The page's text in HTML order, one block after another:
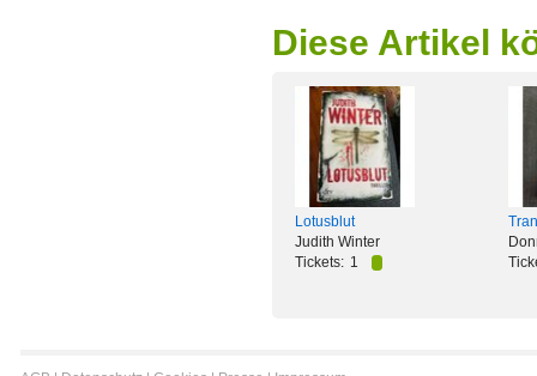
Diese Artikel
Lotusblut
Judith Winter
Tickets: 1